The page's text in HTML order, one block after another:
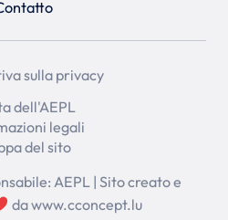
sulla privacy
dell'AEPL
legali
del sito
AEPL | Sito creato e
dawww.cconcept.lu